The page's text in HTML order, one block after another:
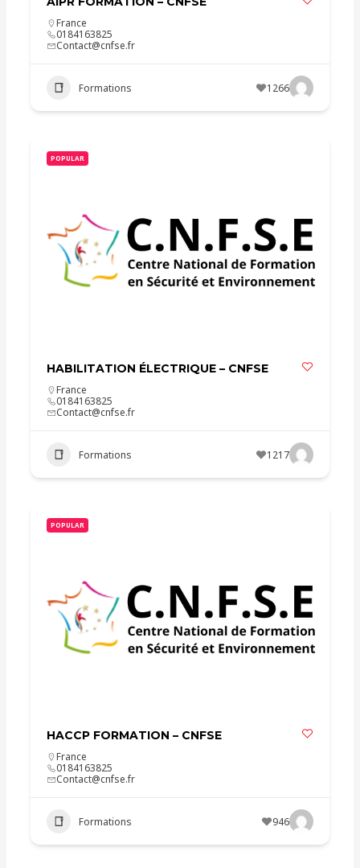
France
0184163825
Contact@cnfse.fr
Formations 1266
POPULAR
HABILITATION ÉLECTRIQUE – CNFSE
France
0184163825
Contact@cnfse.fr
Formations 1217
POPULAR
HACCP FORMATION – CNFSE
France
0184163825
Contact@cnfse.fr
Formations 946